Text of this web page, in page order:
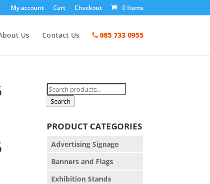
My account Cart Checkout 0 Items
Us Contact Us 085 733 0955
Search
for:
Search
PRODUCT CATEGORIES
Advertising Signage
Banners and Flags
Exhibition Stands